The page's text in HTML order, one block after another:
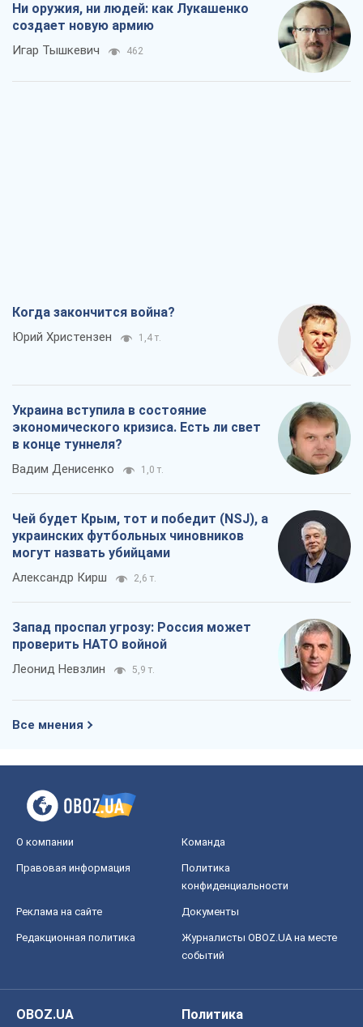
Ни оружия, ни людей: как Лукашенко
создает новую армию
Игар Тышкевич 462
Когда закончится война?
Юрий Христензен 1,4 т.
Украина вступила в состояние
экономического кризиса. Есть ли свет
в конце туннеля?
Вадим Денисенко 1,0 т.
Чей будет Крым, тот и победит (NSJ), а
украинских футбольных чиновников
могут назвать убийцами
Александр Кирш 2,6 т.
Запад проспал угрозу: Россия может
проверить НАТО войной
Леонид Невзлин 5,9 т.
Все мнения
О компании Команда
Правовая информация
Политика
конфиденциальности
Реклама на сайте Документы
Редакционная политика
Журналисты OBOZ.UA на месте
событий
OBOZ.UA
Политика